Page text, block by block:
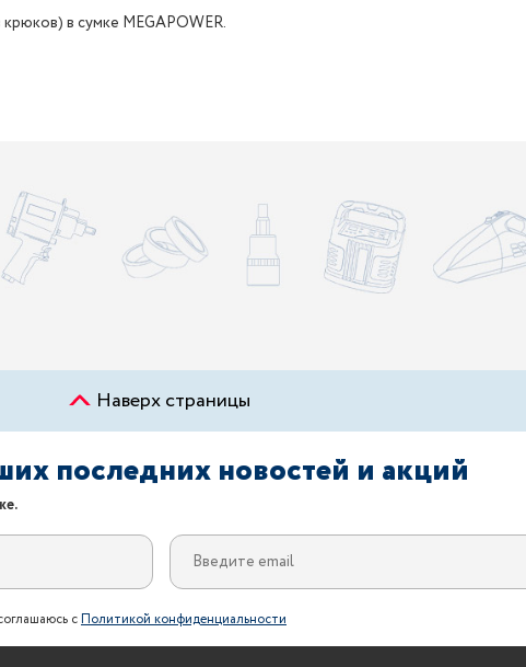
в сумке MEGAPOWER.
Наверх страницы
последних новостей и акций
сПолитикой конфиденциальности